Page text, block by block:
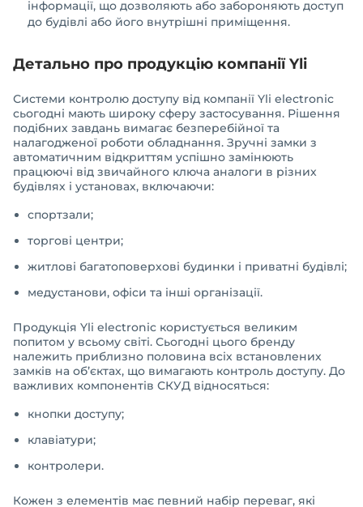
інформації, що дозволяють або забороняють доступ
до будівлі або його внутрішні приміщення.
Детально про продукцію компанії Yli
Системи контролю доступу від компанії Yli electronic
сьогодні мають широку сферу застосування. Рішення
подібних завдань вимагає безперебійної та
налагодженої роботи обладнання. Зручні замки з
автоматичним відкриттям успішно замінюють
працюючі від звичайного ключа аналоги в різних
будівлях і установах, включаючи:
спортзали;
торгові центри;
житлові багатоповерхові будинки і приватні будівлі;
медустанови, офіси та інші організації.
Продукція Yli electronic користується великим
попитом у всьому світі. Сьогодні цього бренду
належить приблизно половина всіх встановлених
замків на об’єктах, що вимагають контроль доступу. До
важливих компонентів СКУД відносяться:
кнопки доступу;
клавіатури;
контролери.
Кожен з елементів має певний набір переваг, які